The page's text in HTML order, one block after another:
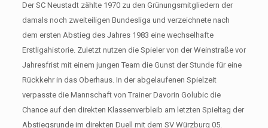
Der SC Neustadt zählte 1970 zu den Grünungsmitgliedern der
damals noch zweiteiligen Bundesliga und verzeichnete nach
dem ersten Abstieg des Jahres 1983 eine wechselhafte
Erstligahistorie. Zuletzt nutzen die Spieler von der Weinstraße vor
Jahresfrist mit einem jungen Team die Gunst der Stunde für eine
Rückkehr in das Oberhaus. In der abgelaufenen Spielzeit
verpasste die Mannschaft von Trainer Davorin Golubic die
Chance auf den direkten Klassenverbleib am letzten Spieltag der
Abstiegsrunde im direkten Duell mit dem SV Würzburg 05.